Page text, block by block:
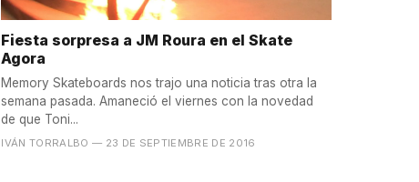
Fiesta sorpresa a JM Roura en el Skate
Agora
Memory Skateboards nos trajo una noticia tras otra la
semana pasada. Amaneció el viernes con la novedad
de que Toni...
IVÁN TORRALBO — 23 DE SEPTIEMBRE DE 2016